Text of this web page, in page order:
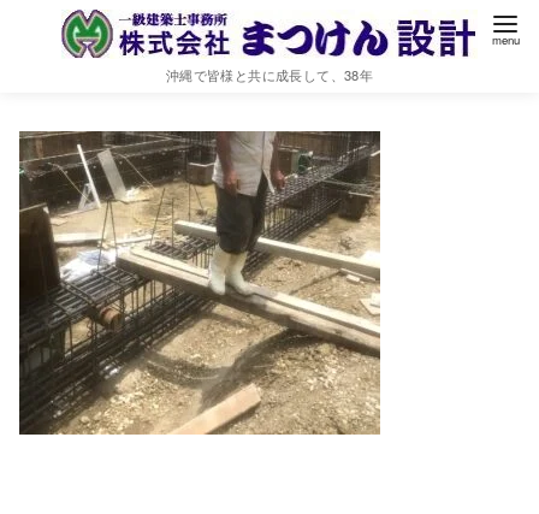
沖縄で皆様と共に成長して、38年
基礎梁・柱・フーチング